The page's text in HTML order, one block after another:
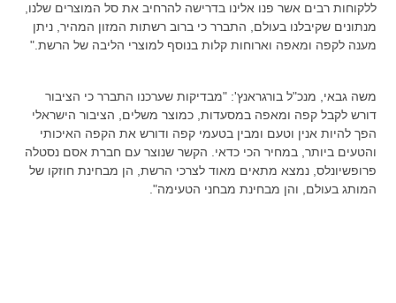
ללקוחות רבים אשר פנו אלינו בדרישה להרחיב את סל המוצרים שלנו,
מנתונים שקיבלנו בעולם, התברר כי ברוב רשתות המזון המהיר, ניתן
מענה לקפה ומאפה וארוחות קלות בנוסף למוצרי הליבה של הרשת."
משה גבאי, מנכ"ל בורגראנץ': "מבדיקות שערכנו התברר כי הציבור
דורש לקבל קפה ומאפה במסעדות, כמוצר משלים, הציבור הישראלי
הפך להיות אנין וטעם ומבין בטעמי קפה ודורש את הקפה האיכותי
והטעים ביותר, במחיר הכי כדאי. הקשר שנוצר עם חברת אסם נסטלה
פרופשיונלס, נמצא מתאים מאוד לצרכי הרשת, הן מבחינת חוזקו של
המותג בעולם, והן מבחינת מבחני הטעימה".